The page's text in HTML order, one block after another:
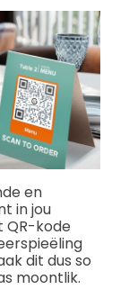
en
in jou
kode
dit dus so
moontlik.